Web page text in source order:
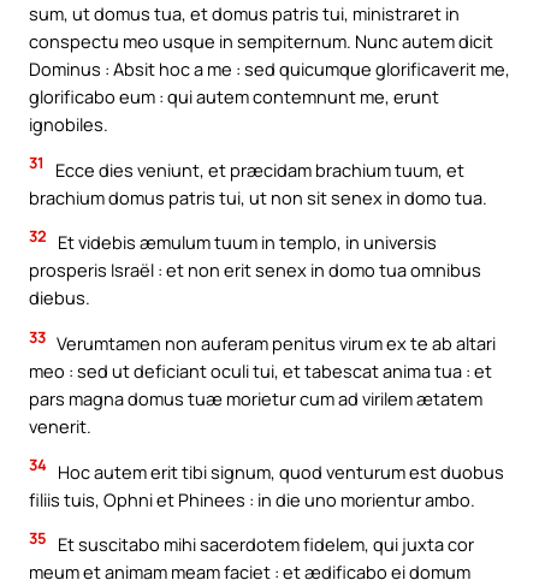
sum, ut domus tua, et domus patris tui, ministraret in
conspectu meo usque in sempiternum. Nunc autem dicit
Dominus : Absit hoc a me : sed quicumque glorificaverit me,
glorificabo eum : qui autem contemnunt me, erunt
ignobiles.
31
Ecce dies veniunt, et præcidam brachium tuum, et
brachium domus patris tui, ut non sit senex in domo tua.
32
Et videbis æmulum tuum in templo, in universis
prosperis Israël : et non erit senex in domo tua omnibus
diebus.
33 Verumtamen non auferam penitus virum ex te ab altari
meo : sed ut deficiant oculi tui, et tabescat anima tua : et
pars magna domus tuæ morietur cum ad virilem ætatem
venerit.
34 Hoc autem erit tibi signum, quod venturum est duobus
filiis tuis, Ophni et Phinees : in die uno morientur ambo.
35
Et suscitabo mihi sacerdotem fidelem, qui juxta cor
meum et animam meam faciet : et ædificabo ei domum